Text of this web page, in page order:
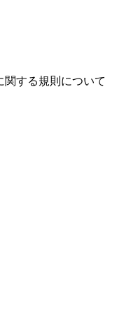
する規則について